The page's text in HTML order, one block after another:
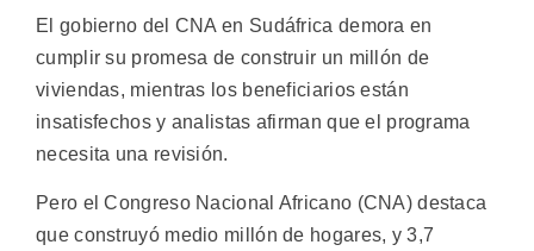
El gobierno del CNA en Sudáfrica demora en
cumplir su promesa de construir un millón de
viviendas, mientras los beneficiarios están
insatisfechos y analistas afirman que el programa
necesita una revisión.
Pero el Congreso Nacional Africano (CNA) destaca
que construyó medio millón de hogares, y 3,7